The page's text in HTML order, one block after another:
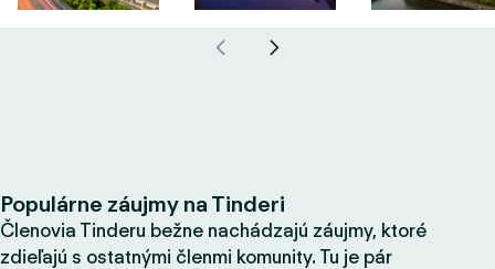
Populárne záujmy na Tinderi
Členovia Tinderu bežne nachádzajú záujmy, ktoré
zdieľajú s ostatnými členmi komunity. Tu je pár